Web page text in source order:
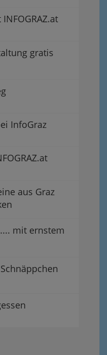
gratis
InfoGraz
aus Graz
mit ernstem